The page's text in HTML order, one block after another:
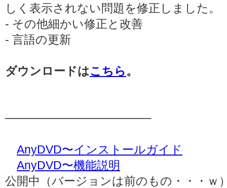
しく表示されない問題を修正しました。
- その他細かい修正と改善
- 言語の更新
ダウンロードはこちら。
──────────────────
AnyDVD〜インストールガイド
AnyDVD〜機能説明
公開中（バージョンは前のもの・・・ｗ